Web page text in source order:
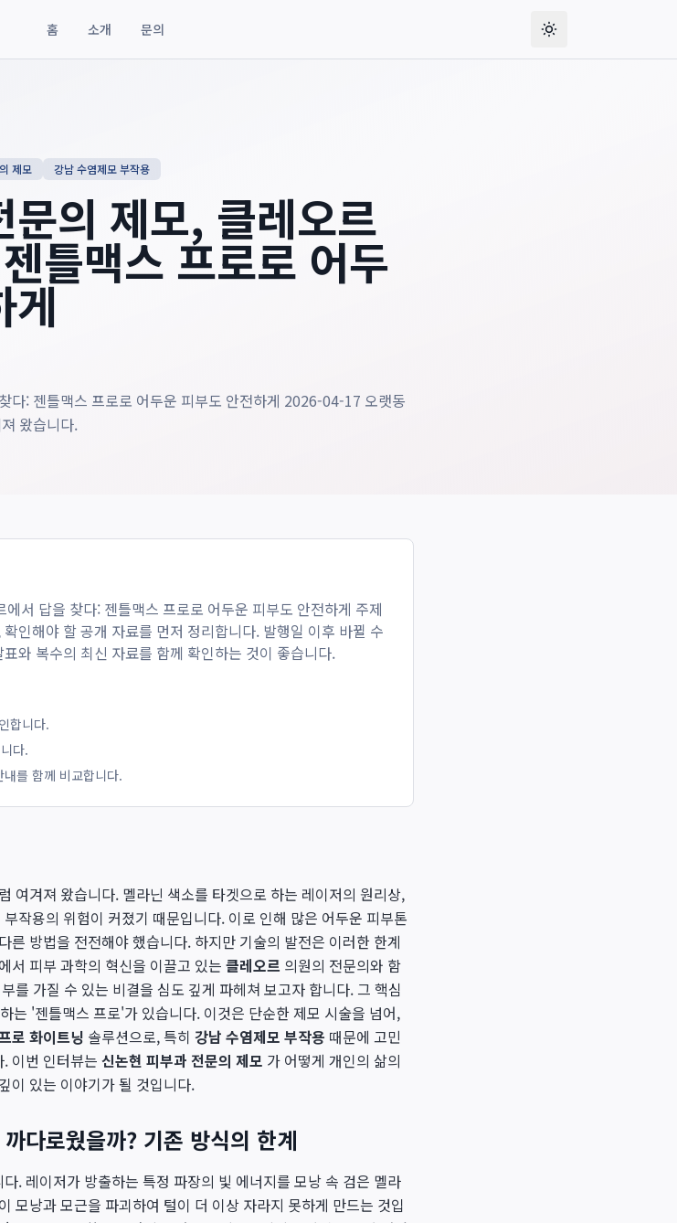
홈 소개 문의
제모 강남 수염제모 부작용
의 제모, 클레오르
틀맥스 프로로 어두
게
다: 젠틀맥스 프로로 어두운 피부도 안전하게 2026-04-17 오랫동
왔습니다.
서 답을 찾다: 젠틀맥스 프로로 어두운 피부도 안전하게 주제
인해야 할 공개 자료를 먼저 정리합니다. 발행일 이후 바뀔 수
와 복수의 최신 자료를 함께 확인하는 것이 좋습니다.
합니다.
다.
를 함께 비교합니다.
여겨져 왔습니다. 멜라닌 색소를 타겟으로 하는 레이저의 원리상,
작용의 위험이 커졌기 때문입니다. 이로 인해 많은 어두운 피부톤
른 방법을 전전해야 했습니다. 하지만 기술의 발전은 이러한 한계
서 피부 과학의 혁신을 이끌고 있는 클레오르 의원의 전문의와 함
를 가질 수 있는 비결을 심도 깊게 파헤쳐 보고자 합니다. 그 핵심
'젠틀맥스 프로'가 있습니다. 이것은 단순한 제모 시술을 넘어,
로 화이트닝 솔루션으로, 특히 강남 수염제모 부작용 때문에 고민
이번 인터뷰는 신논현 피부과 전문의 제모 가 어떻게 개인의 삶의
이 있는 이야기가 될 것입니다.
다로웠을까? 기존 방식의 한계
. 레이저가 방출하는 특정 파장의 빛 에너지를 모낭 속 검은 멜라
모낭과 모근을 파괴하여 털이 더 이상 자라지 못하게 만드는 것입